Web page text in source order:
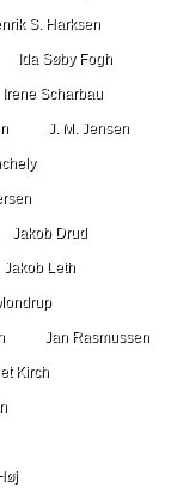
S. Harksen
Ida Søby Fogh
Irene Scharbau
J. M. Jensen
Jakob Drud
Jakob Leth
Jan Rasmussen
Kirch